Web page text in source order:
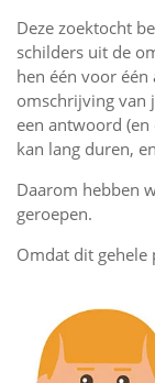
Deze zoektocht
schilders uit de
hen één voor
omschrijving van
een antwoord
kan lang duren,
Daarom hebben
geroepen.
Omdat dit gehele